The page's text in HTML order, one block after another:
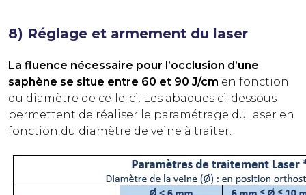
8) Réglage et armement du laser
La fluence nécessaire pour l’occlusion d’une
saphène se situe entre 60 et 90 J/cm en fonction
du diamètre de celle-ci. Les abaques ci-dessous
permettent de réaliser le paramétrage du laser en
fonction du diamètre de veine à traiter.